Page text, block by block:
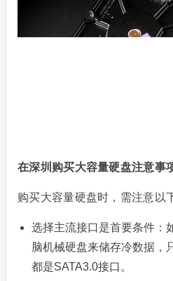
在深圳购买大容量硬盘注意事
购买大容量硬盘时，需注意以
选择主流接口是首要条件：
脑机械硬盘来储存冷数据，
都是SATA3.0接口。